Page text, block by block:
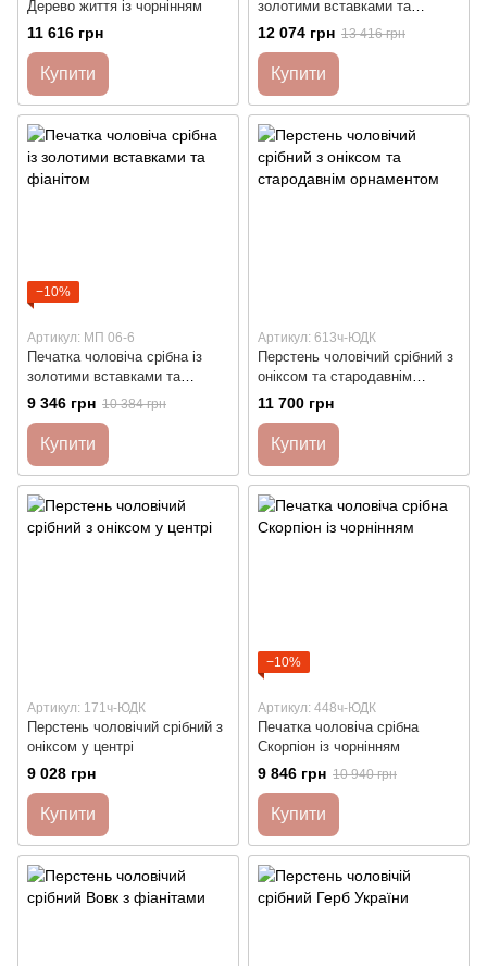
Дерево життя із чорнінням
11 616 грн
Купити
золотими вставками та
чорними фіанітами
12 074 грн 13 416 грн
Купити
−10%
Артикул: МП 06-6
Печатка чоловіча срібна із
золотими вставками та
фіанітом
9 346 грн 10 384 грн
Купити
Артикул: 613ч-ЮДК
Перстень чоловічий срібний з
оніксом та стародавнім
орнаментом
11 700 грн
Купити
Артикул: 171ч-ЮДК
Перстень чоловічий срібний з
оніксом у центрі
9 028 грн
Купити
−10%
Артикул: 448ч-ЮДК
Печатка чоловіча срібна
Скорпіон із чорнінням
9 846 грн 10 940 грн
Купити